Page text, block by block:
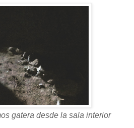
gatera desde la sala interior